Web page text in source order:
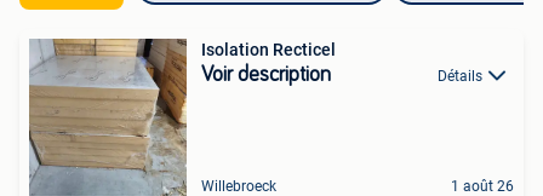
Isolation Recticel
Voir description Détails
Willebroeck 1 août 26